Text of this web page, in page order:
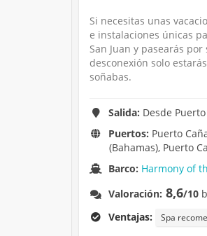
Si necesitas unas
e instalaciones únicas
San Juan y pasearás
desconexión solo
soñabas.
Salida: Desde
Puertos: Puerto
(Bahamas), Puerto
Barco: Harmony of
Valoración: 8,6/10
Ventajas:
Spa